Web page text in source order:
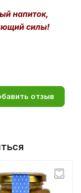
напиток,
силы!
отзыв